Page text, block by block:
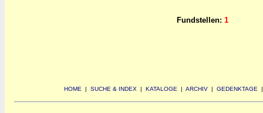
Fundstellen: 1
HOME | SUCHE & INDEX | KATALOGE | ARCHIV | GEDENKTAGE